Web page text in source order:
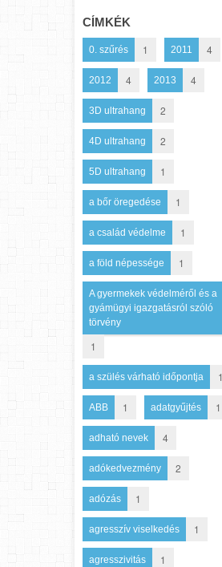
CÍMKÉK
0. szűrés 1 2011 4
2012 4 2013 4
3D ultrahang 2
4D ultrahang 2
5D ultrahang 1
a bőr öregedése 1
a család védelme 1
a föld népessége 1
A gyermekek védelméről és a
gyámügyi igazgatásról szóló
törvény
1
a szülés várható időpontja 1
ABB 1 adatgyűjtés 1
adható nevek 4
adókedvezmény 2
adózás 1
agresszív viselkedés 1
agresszivitás 1